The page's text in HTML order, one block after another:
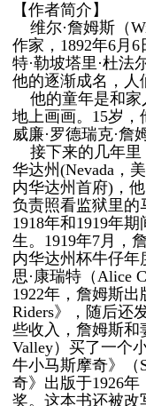
【作者简介】
维尔·詹姆斯（
作家，1892年6月
特·勒坡塔里·杜法
他的逐渐成名，人
他的童年是和家
地上画画。15岁
威廉·罗德瑞克·詹
接下来的几年里
华达州(Nevada，
内华达州首府)，
负责照看监狱里的
1918年和1919年
生。1919年7月，
内华达州杯牛仔年
思·康瑞特（Alice
1922年，詹姆斯
Riders》，随后还
些收入，詹姆斯和
Valley）买了一个
牛小马斯摩奇》（
奇》出版于1926
奖。这本书还被